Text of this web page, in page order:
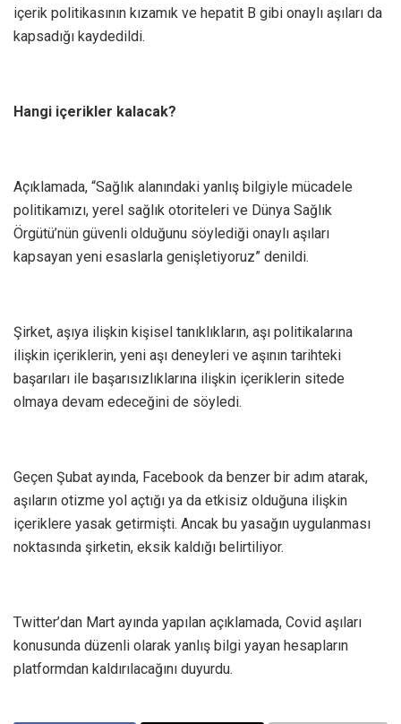
içerik politikasının kızamık ve hepatit B gibi onaylı aşıları da
kapsadığı kaydedildi.
Hangi içerikler kalacak?
Açıklamada, “Sağlık alanındaki yanlış bilgiyle mücadele
politikamızı, yerel sağlık otoriteleri ve Dünya Sağlık
Örgütü’nün güvenli olduğunu söylediği onaylı aşıları
kapsayan yeni esaslarla genişletiyoruz” denildi.
Şirket, aşıya ilişkin kişisel tanıklıkların, aşı politikalarına
ilişkin içeriklerin, yeni aşı deneyleri ve aşının tarihteki
başarıları ile başarısızlıklarına ilişkin içeriklerin sitede
olmaya devam edeceğini de söyledi.
Geçen Şubat ayında, Facebook da benzer bir adım atarak,
aşıların otizme yol açtığı ya da etkisiz olduğuna ilişkin
içeriklere yasak getirmişti. Ancak bu yasağın uygulanması
noktasında şirketin, eksik kaldığı belirtiliyor.
Twitter’dan Mart ayında yapılan açıklamada, Covid aşıları
konusunda düzenli olarak yanlış bilgi yayan hesapların
platformdan kaldırılacağını duyurdu.